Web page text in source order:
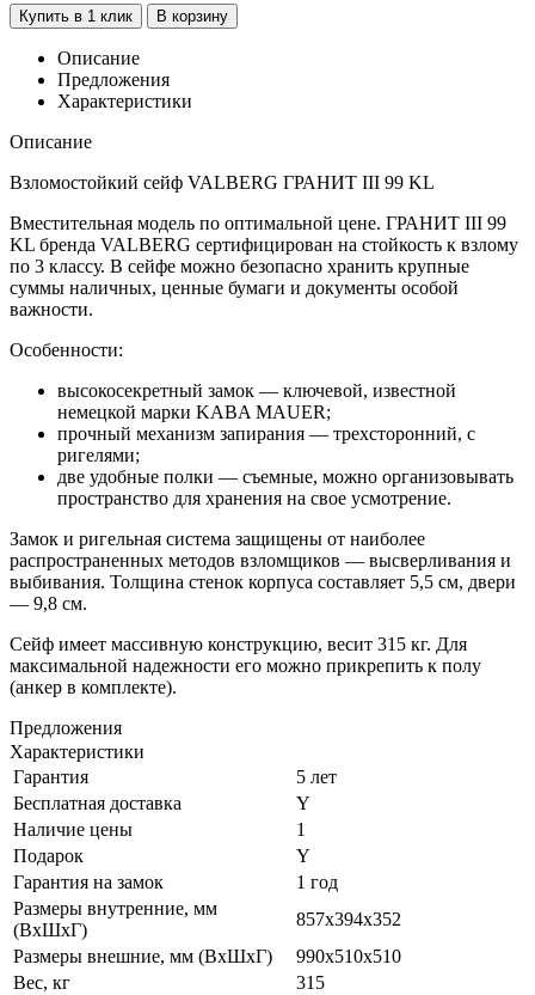
Купить в 1 клик В корзину
Описание
Предложения
Характеристики
Описание
Взломостойкий сейф VALBERG ГРАНИТ III 99 KL
Вместительная модель по оптимальной цене. ГРАНИТ III 99
KL бренда VALBERG сертифицирован на стойкость к взлому
по 3 классу. В сейфе можно безопасно хранить крупные
суммы наличных, ценные бумаги и документы особой
важности.
Особенности:
высокосекретный замок — ключевой, известной
немецкой марки KABA MAUER;
прочный механизм запирания — трехсторонний, с
ригелями;
две удобные полки — съемные, можно организовывать
пространство для хранения на свое усмотрение.
Замок и ригельная система защищены от наиболее
распространенных методов взломщиков — высверливания и
выбивания. Толщина стенок корпуса составляет 5,5 см, двери
— 9,8 см.
Сейф имеет массивную конструкцию, весит 315 кг. Для
максимальной надежности его можно прикрепить к полу
(анкер в комплекте).
Предложения
Характеристики
Гарантия
5 лет
Бесплатная доставка
Y
Наличие цены
1
Подарок
Y
Гарантия на замок
1 год
Размеры внутренние, мм
(ВхШхГ)
857x394x352
Размеры внешние, мм (ВхШхГ)
990x510x510
Вес, кг
315